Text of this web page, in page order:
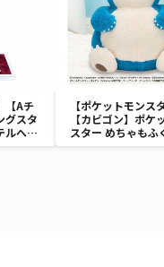
【Aチ
グスタ
ルへよ
アクリ
【ポケットモンス
【カビゴン】ポケ
スター めちゃもふ
ほっこりいやされ